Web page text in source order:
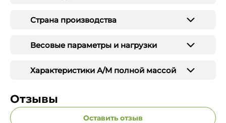
Страна производства
Весовые параметры и нагрузки
Характеристики А/М полной массой
Отзывы
Оставить отзыв